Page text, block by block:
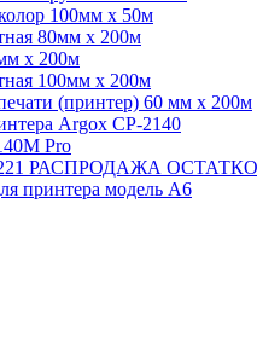
100мм х 50м
80мм х 200м
х 200м
100мм х 200м
(принтер) 60 мм х 200м
Argox CP-2140
Pro
4221 РАСПРОДАЖА
принтера модель А6